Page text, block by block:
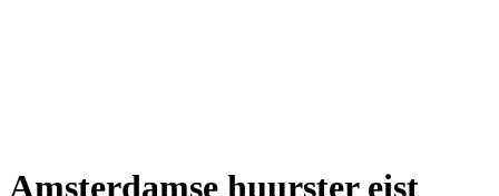
Amsterdamse huurster eist